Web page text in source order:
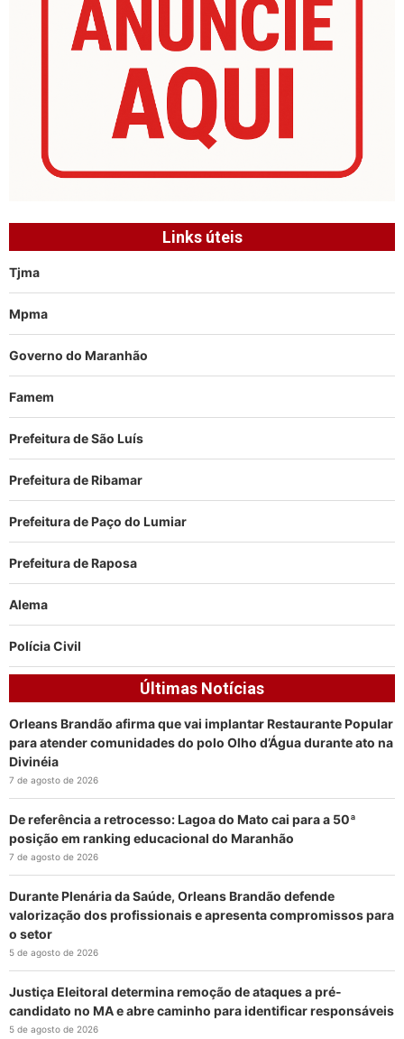
Links úteis
Tjma
Mpma
Governo do Maranhão
Famem
Prefeitura de São Luís
Prefeitura de Ribamar
Prefeitura de Paço do Lumiar
Prefeitura de Raposa
Alema
Polícia Civil
Últimas Notícias
Orleans Brandão afirma que vai implantar Restaurante Popular
para atender comunidades do polo Olho d’Água durante ato na
Divinéia
7 de agosto de 2026
De referência a retrocesso: Lagoa do Mato cai para a 50ª
posição em ranking educacional do Maranhão
7 de agosto de 2026
Durante Plenária da Saúde, Orleans Brandão defende
valorização dos profissionais e apresenta compromissos para
o setor
5 de agosto de 2026
Justiça Eleitoral determina remoção de ataques a pré-
candidato no MA e abre caminho para identificar responsáveis
5 de agosto de 2026